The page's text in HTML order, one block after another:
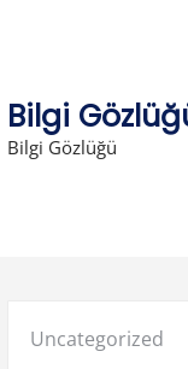
Bilgi
Bilgi Gözlüğü
Posted
Uncategorized